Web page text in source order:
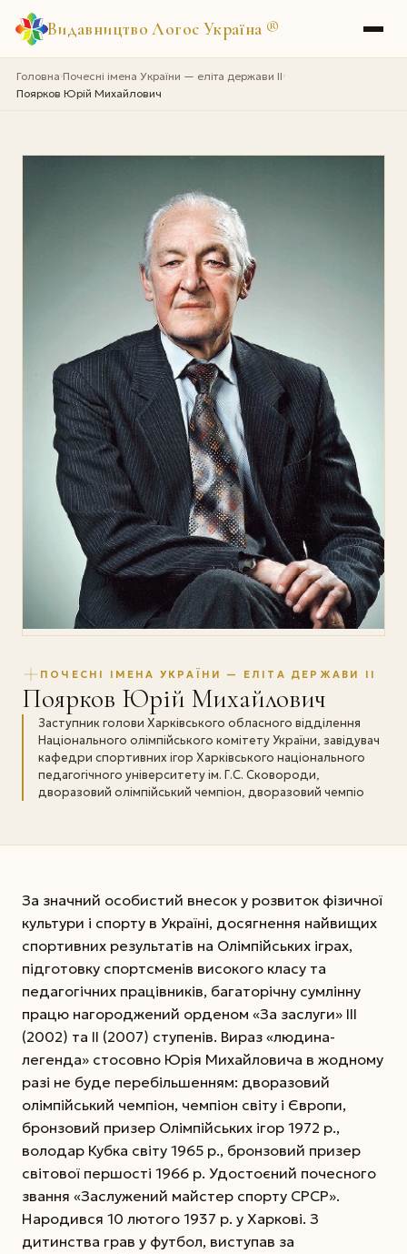
Видавництво Логос Україна ®
Головна›Почесні імена України — еліта держави II›
Поярков Юрій Михайлович
ПОЧЕСНІ ІМЕНА УКРАЇНИ — ЕЛІТА ДЕРЖАВИ II
Поярков Юрій Михайлович
Заступник голови Харківського обласного відділення
Національного олімпійського комітету України, завідувач
кафедри спортивних ігор Харківського національного
педагогічного університету ім. Г.С. Сковороди,
дворазовий олімпійський чемпіон, дворазовий чемпіо
За значний особистий внесок у розвиток фізичної
культури і спорту в Україні, досягнення найвищих
спортивних результатів на Олімпійських іграх,
підготовку спортсменів високого класу та
педагогічних працівників, багаторічну сумлінну
працю нагороджений орденом «За заслуги» ІІІ
(2002) та ІІ (2007) ступенів. Вираз «людина-
легенда» стосовно Юрія Михайловича в жодному
разі не буде перебільшенням: дворазовий
олімпійський чемпіон, чемпіон світу і Європи,
бронзовий призер Олімпійських ігор 1972 р.,
володар Кубка світу 1965 р., бронзовий призер
світової першості 1966 р. Удостоєний почесного
звання «Заслужений майстер спорту СРСР».
Народився 10 лютого 1937 р. у Харкові. З
дитинства грав у футбол, виступав за